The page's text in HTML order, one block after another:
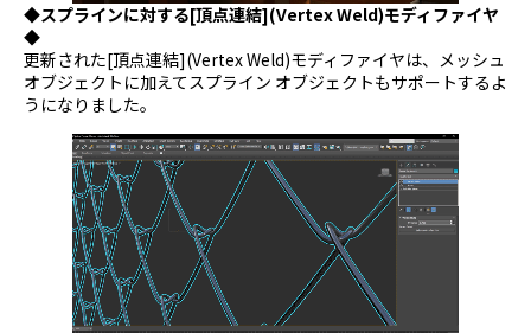
◆スプラインに対する[頂点連結](Vertex Weld)モディファイヤ
◆
更新された[頂点連結](Vertex Weld)モディファイヤは、メッシュ
オブジェクトに加えてスプライン オブジェクトもサポートするよ
うになりました。